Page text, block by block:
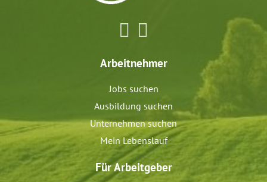
Arbeitnehmer
Jobs suchen
Ausbildung suchen
Unternehmen suchen
Mein Lebenslauf
Für Arbeitgeber